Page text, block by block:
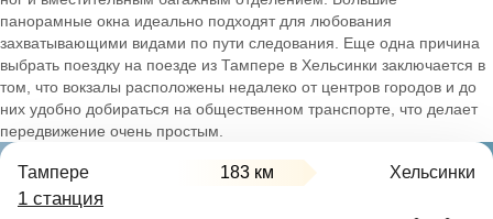
панорамные окна идеально подходят для любования
захватывающими видами по пути следования. Еще одна причина
выбрать поездку на поезде из Тампере в Хельсинки заключается в
том, что вокзалы расположены недалеко от центров городов и до
них удобно добираться на общественном транспорте, что делает
передвижение очень простым.
Тампере 183 км Хельсинки
1 станция